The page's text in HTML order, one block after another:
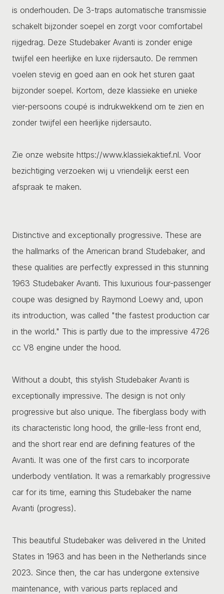
is onderhouden. De 3-traps automatische transmissie
schakelt bijzonder soepel en zorgt voor comfortabel
rijgedrag. Deze Studebaker Avanti is zonder enige
twijfel een heerlijke en luxe rijdersauto. De remmen
voelen stevig en goed aan en ook het sturen gaat
bijzonder soepel. Kortom, deze klassieke en unieke
vier-persoons coupé is indrukwekkend om te zien en
zonder twijfel een heerlijke rijdersauto.
Zie onze website https://www.klassiekaktief.nl. Voor
bezichtiging verzoeken wij u vriendelijk eerst een
afspraak te maken.
Distinctive and exceptionally progressive. These are
the hallmarks of the American brand Studebaker, and
these qualities are perfectly expressed in this stunning
1963 Studebaker Avanti. This luxurious four-passenger
coupe was designed by Raymond Loewy and, upon
its introduction, was called "the fastest production car
in the world." This is partly due to the impressive 4726
cc V8 engine under the hood.
Without a doubt, this stylish Studebaker Avanti is
exceptionally impressive. The design is not only
progressive but also unique. The fiberglass body with
its characteristic long hood, the grille-less front end,
and the short rear end are defining features of the
Avanti. It was one of the first cars to incorporate
underbody ventilation. It was a remarkably progressive
car for its time, earning this Studebaker the name
Avanti (progress).
This beautiful Studebaker was delivered in the United
States in 1963 and has been in the Netherlands since
2023. Since then, the car has undergone extensive
maintenance, with various parts replaced and